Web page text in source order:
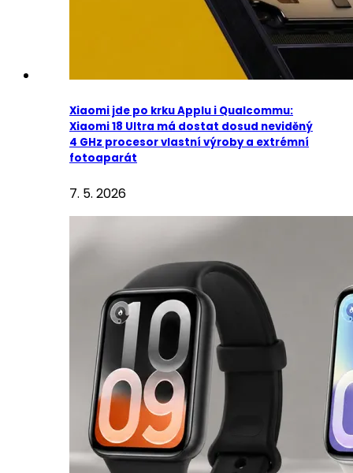
Xiaomi jde po krku Applu i Qualcommu:
Xiaomi 18 Ultra má dostat dosud neviděný
4 GHz procesor vlastní výroby a extrémní
fotoaparát
7. 5. 2026